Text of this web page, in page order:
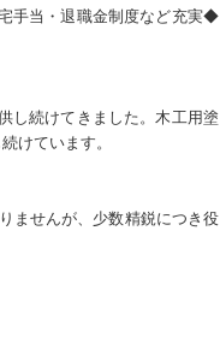
手当・退職金制度など充実◆
し続けてきました。木工用塗
けています。
ませんが、少数精鋭につき役